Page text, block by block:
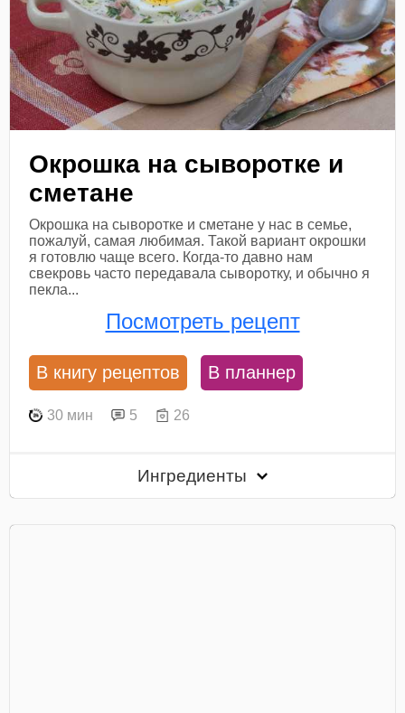
Окрошка на сыворотке и
сметане
Окрошка на сыворотке и сметане у нас в семье,
пожалуй, самая любимая. Такой вариант окрошки
я готовлю чаще всего. Когда-то давно нам
свекровь часто передавала сыворотку, и обычно я
пекла...
Посмотреть рецепт
В книгу рецептов В планнер
30 мин 5 26
Ингредиенты